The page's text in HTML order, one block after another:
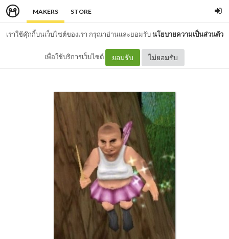
MAKERS STORE
เราใช้คุ๊กกี้บนเว็บไซต์ของเรา กรุณาอ่านและยอมรับนโยบายความเป็นส่วนตัว
เพื่อใช้บริการเว็บไซต์ ยอมรับ ไม่ยอมรับ